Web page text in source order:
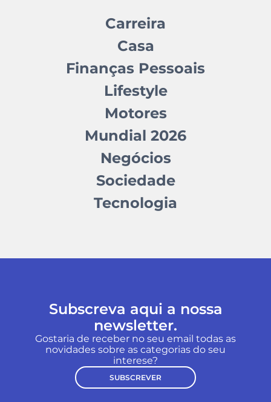
Carreira
Casa
Finanças Pessoais
Lifestyle
Motores
Mundial 2026
Negócios
Sociedade
Tecnologia
Subscreva aqui a nossa
newsletter.
Gostaria de receber no seu email todas as
novidades sobre as categorias do seu
interese?
SUBSCREVER